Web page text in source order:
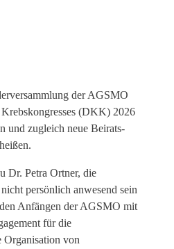
der AGSMO
(DKK) 2026
und zugleich neue Beirats-
Dr. Petra Ortner, die
persönlich anwesend sein
Anfängen der AGSMO mit
für die
von